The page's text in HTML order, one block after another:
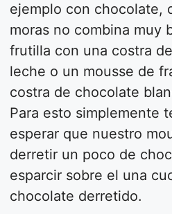
ejemplo con chocolate,
moras no combina muy
frutilla con una costra
leche o un mousse de
costra de chocolate
Para esto simplemente
esperar que nuestro
derretir un poco de
esparcir sobre el una
chocolate derretido.